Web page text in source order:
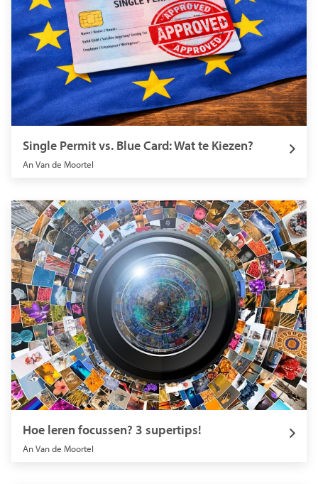
Single Permit vs. Blue Card: Wat te Kiezen?
An Van de Moortel
Hoe leren focussen? 3 supertips!
An Van de Moortel